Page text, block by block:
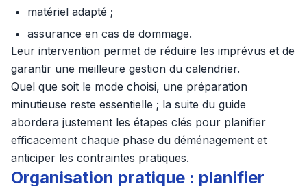
matériel adapté ;
assurance en cas de dommage.
Leur intervention permet de réduire les imprévus et de
garantir une meilleure gestion du calendrier.
Quel que soit le mode choisi, une préparation
minutieuse reste essentielle ; la suite du guide
abordera justement les étapes clés pour planifier
efficacement chaque phase du déménagement et
anticiper les contraintes pratiques.
Organisation pratique : planifier